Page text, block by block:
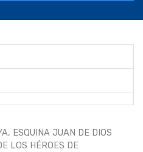
ESQUINA JUAN DE DIOS
LOS HÉROES DE